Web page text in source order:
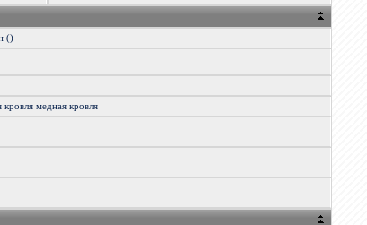
()
кровля медная кровля